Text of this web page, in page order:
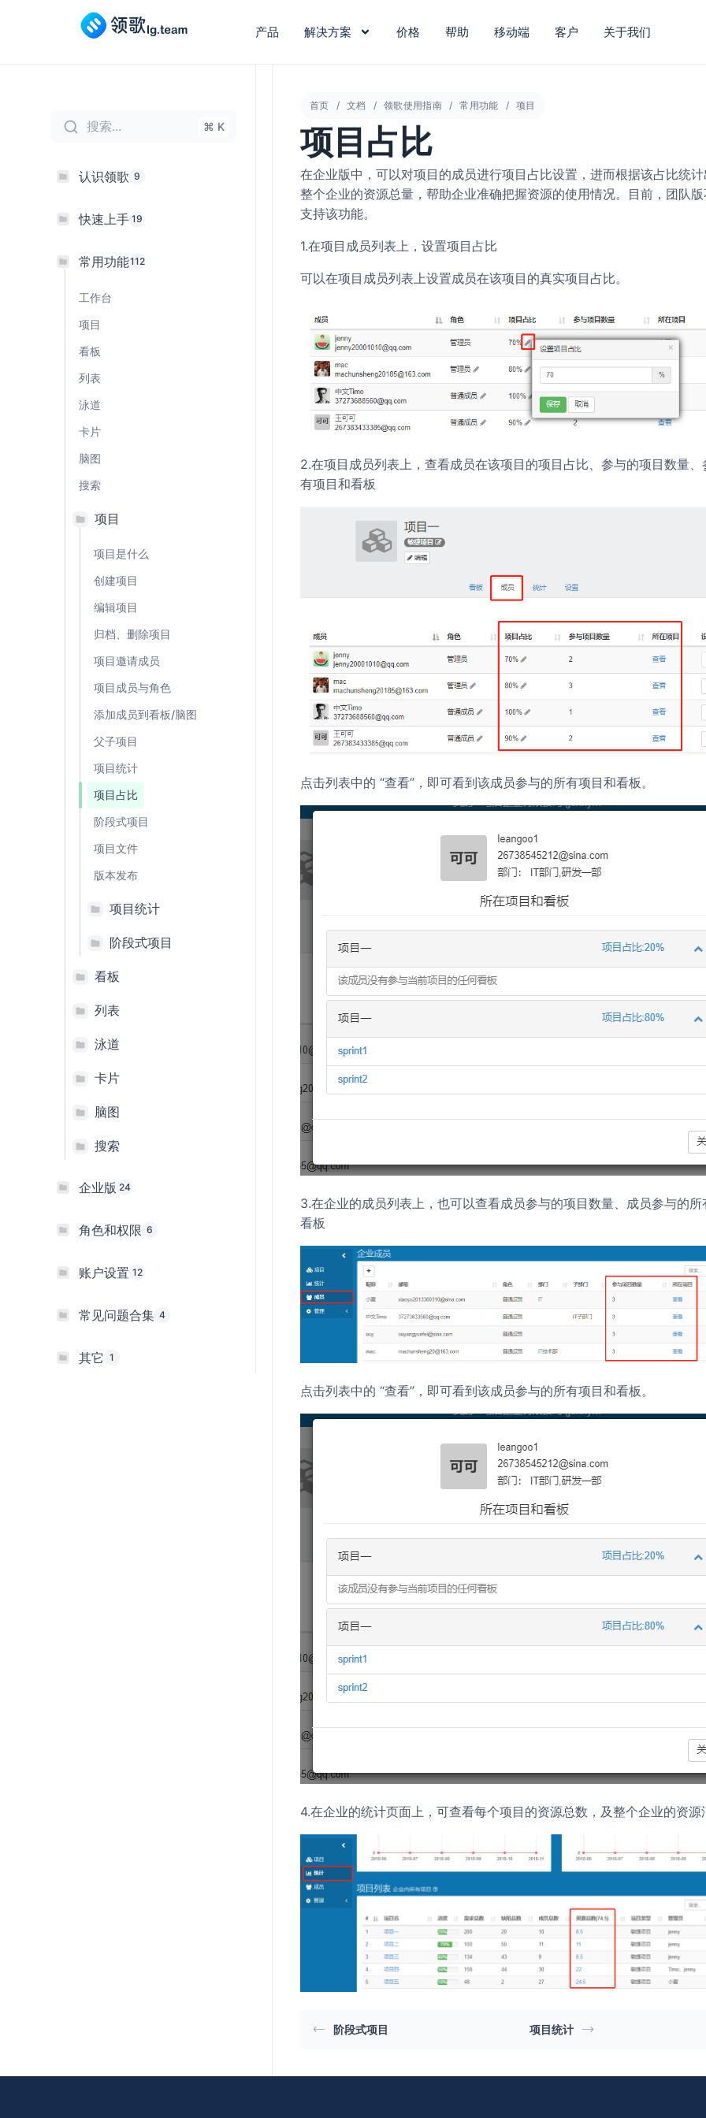
产品 解决方案 价格 帮助 移动端 客户 关于我们
搜索... ⌘ K
认识领歌 9
快速上手 19
常用功能112
工作台
项目
看板
列表
泳道
卡片
脑图
搜索
项目
项目是什么
创建项目
编辑项目
归档、删除项目
项目邀请成员
项目成员与角色
添加成员到看板/脑图
父子项目
项目统计
项目占比
阶段式项目
项目文件
版本发布
项目统计
阶段式项目
看板
列表
泳道
卡片
脑图
搜索
企业版 24
角色和权限 6
账户设置 12
常见问题合集 4
其它 1
首页 文档 领歌使用指南 常用功能 项目
项目占比
在企业版中，可以对项目的成员进行项目占比设置，进而根据该占比统
整个企业的资源总量，帮助企业准确把握资源的使用情况。目前，团队
支持该功能。
1.在项目成员列表上，设置项目占比
可以在项目成员列表上设置成员在该项目的真实项目占比。
2.在项目成员列表上，查看成员在该项目的项目占比、参与的项目数量、
有项目和看板
点击列表中的 “查看”，即可看到该成员参与的所有项目和看板。
3.在企业的成员列表上，也可以查看成员参与的项目数量、成员参与的所
看板
点击列表中的 “查看”，即可看到该成员参与的所有项目和看板。
4.在企业的统计页面上，可查看每个项目的资源总数，及整个企业的资源
阶段式项目 项目统计